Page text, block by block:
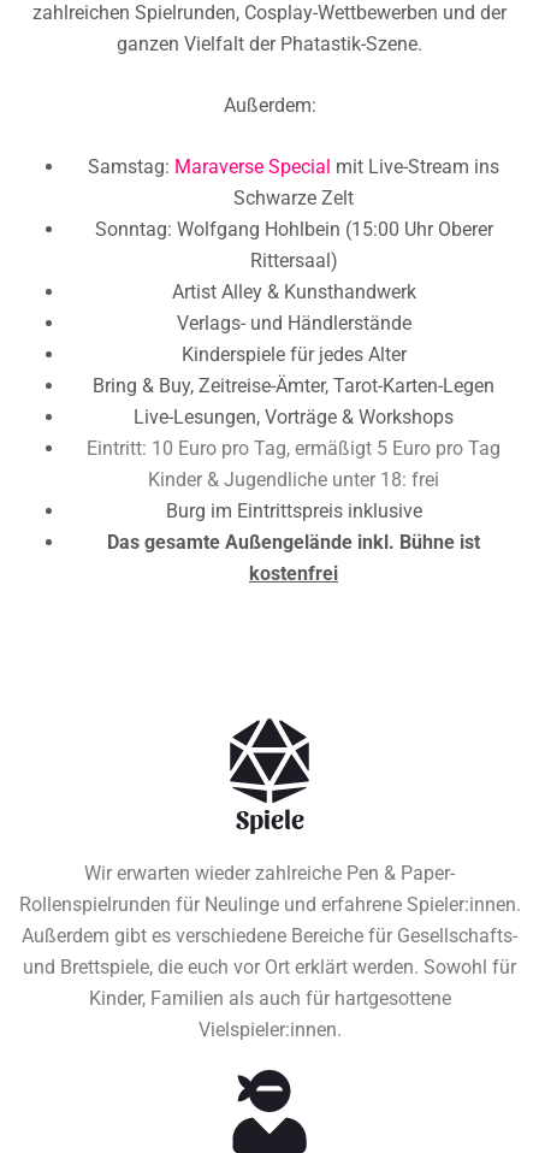
zahlreichen Spielrunden, Cosplay-Wettbewerben und der
ganzen Vielfalt der Phatastik-Szene.
Außerdem:
Samstag: Maraverse Special mit Live-Stream ins
Schwarze Zelt
Sonntag: Wolfgang Hohlbein (15:00 Uhr Oberer
Rittersaal)
Artist Alley & Kunsthandwerk
Verlags- und Händlerstände
Kinderspiele für jedes Alter
Bring & Buy, Zeitreise-Ämter, Tarot-Karten-Legen
Live-Lesungen, Vorträge & Workshops
Eintritt: 10 Euro pro Tag, ermäßigt 5 Euro pro Tag
Kinder & Jugendliche unter 18: frei
Burg im Eintrittspreis inklusive
Das gesamte Außengelände inkl. Bühne ist
kostenfrei
Spiele
Wir erwarten wieder zahlreiche Pen & Paper-
Rollenspielrunden für Neulinge und erfahrene Spieler:innen.
Außerdem gibt es verschiedene Bereiche für Gesellschafts-
und Brettspiele, die euch vor Ort erklärt werden. Sowohl für
Kinder, Familien als auch für hartgesottene
Vielspieler:innen.